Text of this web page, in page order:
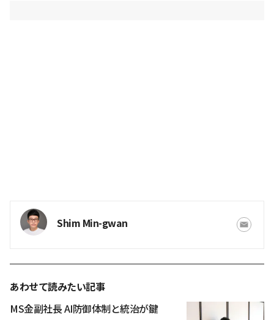
Shim Min-gwan
あわせて読みたい記事
MS金副社長 AI防御体制と統治が鍵